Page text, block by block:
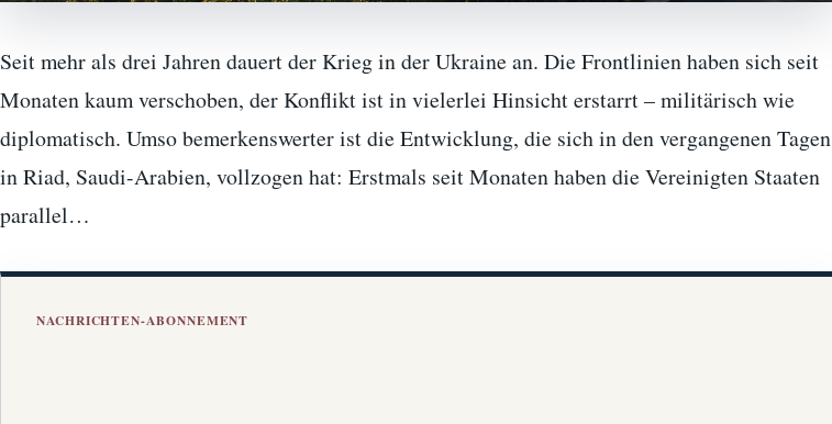
Seit mehr als drei Jahren dauert der Krieg in der Ukraine an. Die Frontlinien haben sich seit
Monaten kaum verschoben, der Konflikt ist in vielerlei Hinsicht erstarrt – militärisch wie
diplomatisch. Umso bemerkenswerter ist die Entwicklung, die sich in den vergangenen Tagen
in Riad, Saudi-Arabien, vollzogen hat: Erstmals seit Monaten haben die Vereinigten Staaten
parallel…
NACHRICHTEN-ABONNEMENT